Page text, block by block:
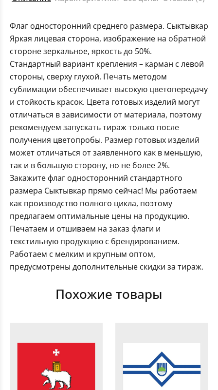
Флаг односторонний среднего размера. Сыктывкар
Яркая лицевая сторона, изображение на обратной
стороне зеркальное, яркость до 50%.
Стандартный вариант крепления – карман с левой
стороны, сверху глухой. Печать методом
сублимации обеспечивает высокую цветопередачу
и стойкость красок. Цвета готовых изделий могут
отличаться в зависимости от материала, поэтому
рекомендуем запускать тираж только после
получения цветопробы. Размер готовых изделий
может отличаться от заявленного как в меньшую,
так и в большую сторону, но не более 2%.
Закажите флаг односторонний стандартного
размера Сыктывкар прямо сейчас! Мы работаем
как производство полного цикла, поэтому
предлагаем оптимальные цены на продукцию.
Печатаем и отшиваем на заказ флаги и
текстильную продукцию с брендированием.
Работаем с мелким и крупным оптом,
предусмотрены дополнительные скидки за тираж.
Похожие товары